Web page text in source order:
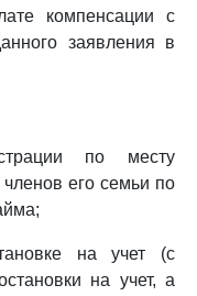
компенсации с
заявления в
по месту
его семьи по
на учет (с
на учет, а